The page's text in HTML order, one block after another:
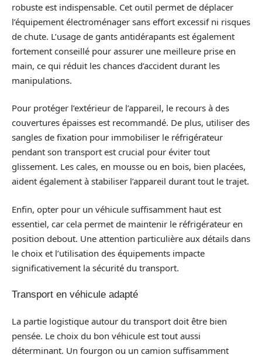
robuste est indispensable. Cet outil permet de déplacer
l’équipement électroménager sans effort excessif ni risques
de chute. L’usage de gants antidérapants est également
fortement conseillé pour assurer une meilleure prise en
main, ce qui réduit les chances d’accident durant les
manipulations.
Pour protéger l’extérieur de l’appareil, le recours à des
couvertures épaisses est recommandé. De plus, utiliser des
sangles de fixation pour immobiliser le réfrigérateur
pendant son transport est crucial pour éviter tout
glissement. Les cales, en mousse ou en bois, bien placées,
aident également à stabiliser l’appareil durant tout le trajet.
Enfin, opter pour un véhicule suffisamment haut est
essentiel, car cela permet de maintenir le réfrigérateur en
position debout. Une attention particulière aux détails dans
le choix et l’utilisation des équipements impacte
significativement la sécurité du transport.
Transport en véhicule adapté
La partie logistique autour du transport doit être bien
pensée. Le choix du bon véhicule est tout aussi
déterminant. Un fourgon ou un camion suffisamment